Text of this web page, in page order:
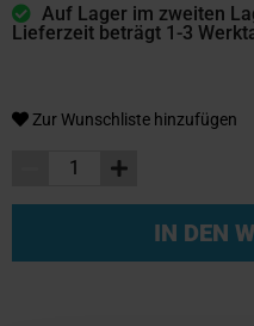
Auf Lager im zweiten
Lieferzeit beträgt 1-3
Zur Wunschliste hinzufügen
IN DEN